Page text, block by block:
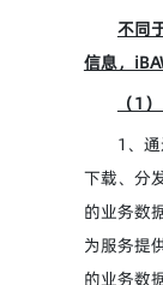
不同
信息，
（1
1、
下载、分
的业务数
为服务提
的业务数